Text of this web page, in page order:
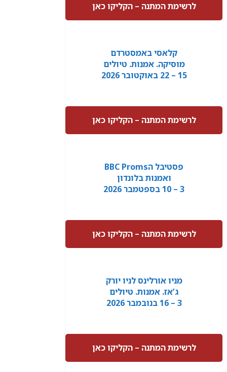
לרשימת המתנה – הקליקו כאן
קלאסי באמסטרדם
מוסיקה. אמנות. טיולים
15 – 22 באוקטובר 2026
לרשימת המתנה – הקליקו כאן
פסטיבל הBBC Proms
ואמנות בלונדון
3 – 10 בספטמבר 2026
לרשימת המתנה – הקליקו כאן
מניו אורלינס לניו יורק
ג’אז. אמנות. טיולים
3 – 16 בנובמבר 2026
לרשימת המתנה – הקליקו כאן